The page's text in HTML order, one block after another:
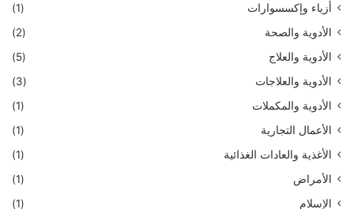
أزياء وإكسسوارات
(1)
الأدوية والصحة
(2)
الأدوية والعلاج
(5)
الأدوية والعلاجات
(3)
الأدوية والمكملات
(1)
الأعمال التجارية
(1)
الأغذية والعادات الغذائية
(1)
الأمراض
(1)
الإسلام
(1)